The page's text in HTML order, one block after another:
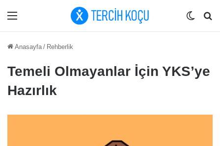
Menü Dış
Anasayfa / Rehberlik
Temeli Olmayanlar İçin YKS’ye
Hazırlık